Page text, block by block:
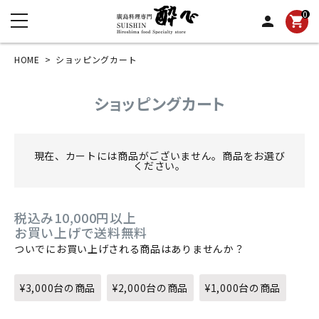
person 0
shopping_cart
HOME ショッピングカート
ショッピングカート
現在、カートには商品がございません。商品をお選び
ください。
税込み10,000円以上
お買い上げで送料無料
ついでにお買い上げされる商品はありませんか？
¥3,000台の商品 ¥2,000台の商品 ¥1,000台の商品